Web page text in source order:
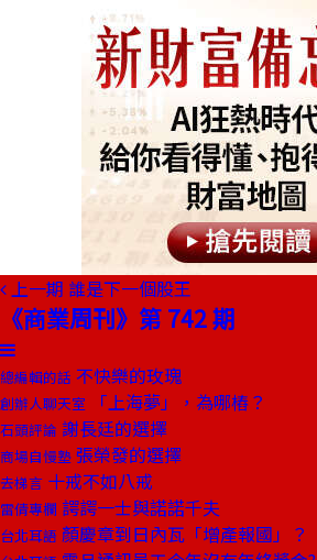
上一期 誰是下一個股王
《商業周刊》第 742 期
總編輯的話 不快樂的玫瑰
創辦人聊天室 「上海夢」，為哪樁？
石頭評論 謝長廷的選擇
商場自慢塾 張榮發的選擇
去梯言 十戒不如八戒
雷倩專欄 諤諤一士與諾諾千夫
台北耳語 顏慶章到日內瓦「增產報國」？